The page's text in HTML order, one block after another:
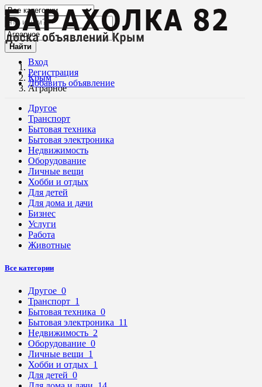
Вход
Регистрация
Добавить объявление
Найти
Крым
Аграрное
Другое
Транспорт
Бытовая техника
Бытовая электроника
Недвижимость
Оборудование
Личные вещи
Хобби и отдых
Для детей
Для дома и дачи
Бизнес
Услуги
Работа
Животные
Все категории
Другое 0
Транспорт 1
Бытовая техника 0
Бытовая электроника 11
Недвижимость 2
Оборудование 0
Личные вещи 1
Хобби и отдых 1
Для детей 0